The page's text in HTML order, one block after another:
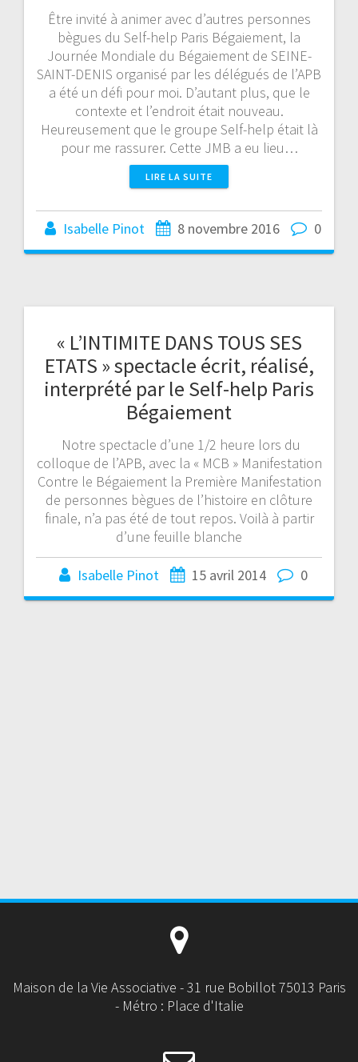
Être invité à animer avec d’autres personnes
bègues du Self-help Paris Bégaiement, la
Journée Mondiale du Bégaiement de SEINE-
SAINT-DENIS organisé par les délégués de l’APB
a été un défi pour moi. D’autant plus, que le
contexte et l’endroit était nouveau.
Heureusement que le groupe Self-help était là
pour me rassurer. Cette JMB a eu lieu…
LIRE LA SUITE
Isabelle Pinot 8 novembre 2016 0
« L’INTIMITE DANS TOUS SES
ETATS » spectacle écrit, réalisé,
interprété par le Self-help Paris
Bégaiement
Notre spectacle d’une 1/2 heure lors du
colloque de l’APB, avec la « MCB » Manifestation
Contre le Bégaiement la Première Manifestation
de personnes bègues de l’histoire en clôture
finale, n’a pas été de tout repos. Voilà à partir
d’une feuille blanche
Isabelle Pinot 15 avril 2014 0
Maison de la Vie Associative - 31 rue Bobillot 75013 Paris
- Métro : Place d'Italie